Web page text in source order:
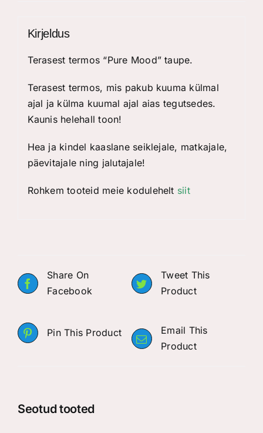
Kirjeldus
Terasest termos “Pure Mood” taupe.
Terasest termos, mis pakub kuuma külmal
ajal ja külma kuumal ajal aias tegutsedes.
Kaunis helehall toon!
Hea ja kindel kaaslane seiklejale, matkajale,
päevitajale ning jalutajale!
Rohkem tooteid meie kodulehelt siit
Share On
Facebook
Tweet This
Product
Pin This Product
Email This
Product
Seotud tooted